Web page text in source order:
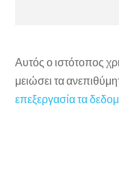
Αυτός ο ιστότοπος
μειώσει τα
επεξεργασία τα